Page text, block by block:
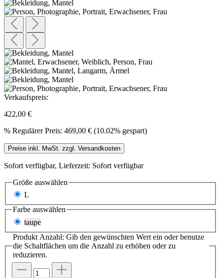
Verkaufspreis:
422,00 €
% Regulärer Preis: 469,00 € (10.02% gespart)
Preise inkl. MwSt. zzgl. Versandkosten
Sofort verfügbar, Lieferzeit: Sofort verfügbar
Größe auswählen
L
Farbe auswählen
taupe
Produkt Anzahl: Gib den gewünschten Wert ein oder benutze
die Schaltflächen um die Anzahl zu erhöhen oder zu
reduzieren.